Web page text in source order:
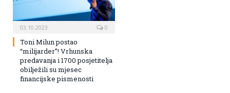
03.10.2023 0
Toni Milun postao
“milijarder”! Vrhunska
predavanja i 1700 posjetitelja
obilježili su mjesec
financijske pismenosti